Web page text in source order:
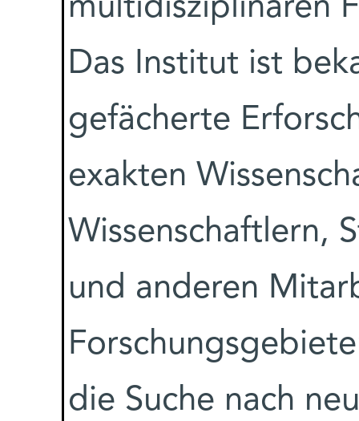
multidisziplinären
Das Institut ist
gefächerte
exakten
Wissenschaftlern,
und anderen
die Suche nach